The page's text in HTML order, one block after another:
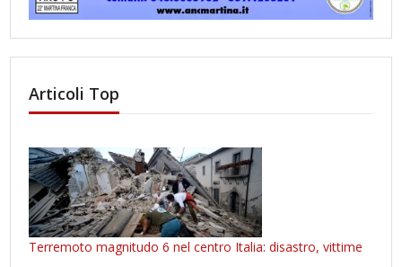
Articoli Top
Terremoto magnitudo 6 nel centro Italia: disastro, vittime